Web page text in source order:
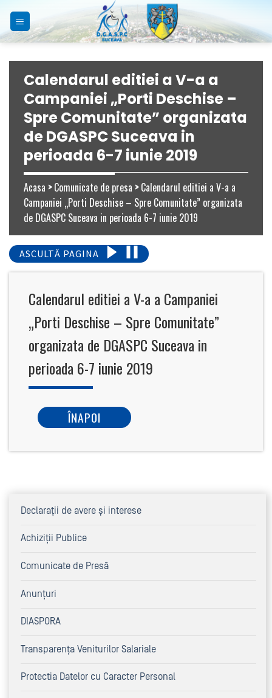
content
Calendarul editiei a V-a a
Campaniei „Porti Deschise –
Spre Comunitate” organizata
de DGASPC Suceava in
perioada 6-7 iunie 2019
Acasa >Comunicate de presa >Calendarul editiei a V-a a
Campaniei „Porti Deschise – Spre Comunitate” organizata
de DGASPC Suceava in perioada 6-7 iunie 2019
ASCULTĂ PAGINA
Calendarul editiei a V-a a Campaniei
„Porti Deschise – Spre Comunitate”
organizata de DGASPC Suceava in
perioada 6-7 iunie 2019
ÎNAPOI
Declaraţii de avere şi interese
Achiziţii Publice
Comunicate de Presă
Anunțuri
DIASPORA
Transparența Veniturilor Salariale
Protectia Datelor cu Caracter Personal